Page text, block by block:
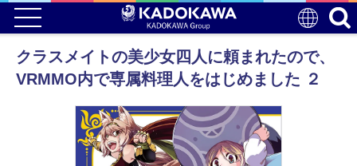
クラスメイトの美少女四人に頼まれたので、
VRMMO内で専属料理人をはじめました ２